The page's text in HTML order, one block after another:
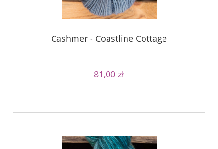
Cashmer - Coastline Cottage
81,00 zł